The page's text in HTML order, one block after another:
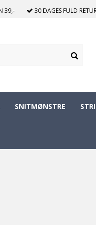
39,- 30 DAGES FULD
SNITMØNSTRE